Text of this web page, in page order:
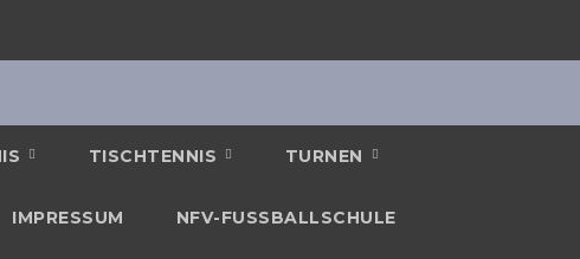
TISCHTENNIS TURNEN
IMPRESSUM NFV-FUSSBALLSCHULE